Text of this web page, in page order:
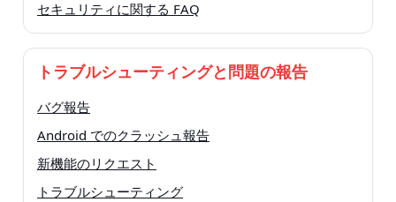
セキュリティに関する FAQ
トラブルシューティングと問題の報告
バグ報告
Android でのクラッシュ報告
新機能のリクエスト
トラブルシューティング